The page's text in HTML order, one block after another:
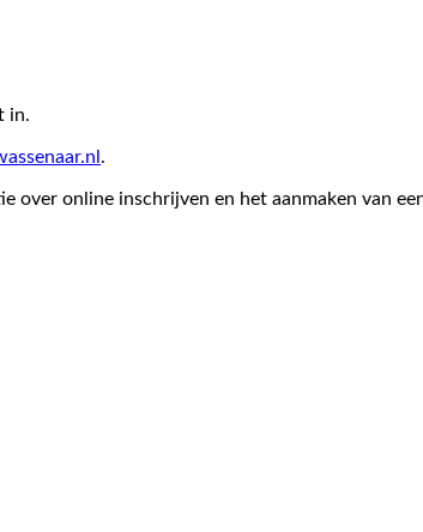
in.
.
over online inschrijven en het aanmaken van